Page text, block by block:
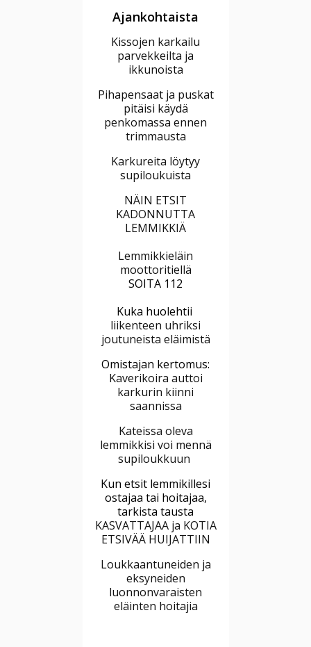
Ajankohtaista
Kissojen karkailu
parvekkeilta ja
ikkunoista
Pihapensaat ja puskat
pitäisi käydä
penkomassa ennen
trimmausta
Karkureita löytyy
supiloukuista
NÄIN ETSIT
KADONNUTTA
LEMMIKKIÄ
Lemmikkieläin
moottoritiellä
SOITA 112
Kuka huolehtii
liikenteen uhriksi
joutuneista eläimistä
Omistajan kertomus:
Kaverikoira auttoi
karkurin kiinni
saannissa
Kateissa oleva
lemmikkisi voi mennä
supiloukkuun
Kun etsit lemmikillesi
ostajaa tai hoitajaa,
tarkista tausta
KASVATTAJAA ja KOTIA
ETSIVÄÄ HUIJATTIIN
Loukkaantuneiden ja
eksyneiden
luonnonvaraisten
eläinten hoitajia